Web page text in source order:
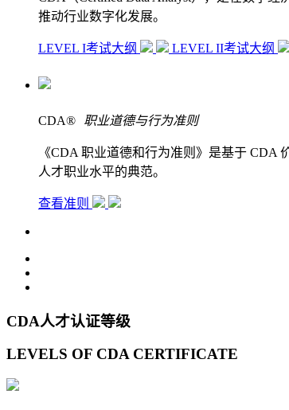
推动行业数字化发展。
LEVEL I考试大纲 LEVEL II考试大纲
CDA® 职业道德与行为准则
《CDA 职业道德和行为准则》是基于
人才职业水平的典范。
查看准则
CDA人才认证等级
LEVELS OF CDA CERTIFICATE